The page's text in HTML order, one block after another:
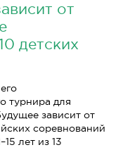
от
детских
турнира для
зависит от
соревнований
лет из 13